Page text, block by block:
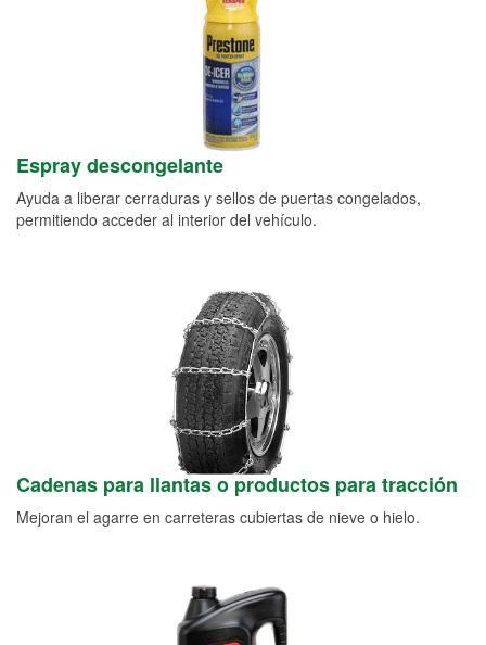
Espray descongelante
Ayuda a liberar cerraduras y sellos de puertas congelados,
permitiendo acceder al interior del vehículo.
Cadenas para llantas o productos para tracción
Mejoran el agarre en carreteras cubiertas de nieve o hielo.